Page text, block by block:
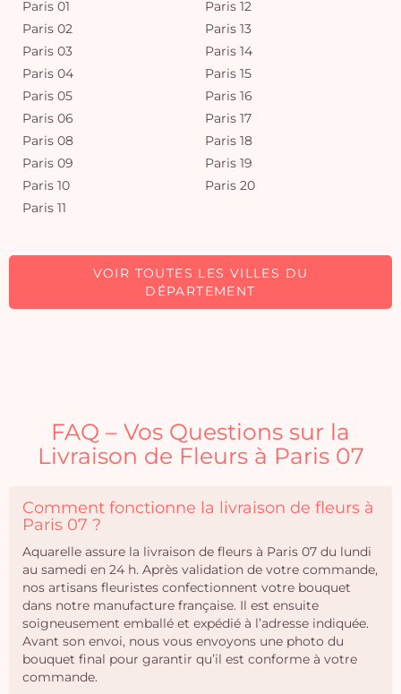
Paris 01
Paris 02
Paris 03
Paris 04
Paris 05
Paris 06
Paris 08
Paris 09
Paris 10
Paris 11
Paris 12
Paris 13
Paris 14
Paris 15
Paris 16
Paris 17
Paris 18
Paris 19
Paris 20
VOIR TOUTES LES VILLES DU
DÉPARTEMENT
FAQ – Vos Questions sur la
Livraison de Fleurs à Paris 07
Comment fonctionne la livraison de fleurs à
Paris 07 ?
Aquarelle assure la livraison de fleurs à Paris 07 du lundi
au samedi en 24 h. Après validation de votre commande,
nos artisans fleuristes confectionnent votre bouquet
dans notre manufacture française. Il est ensuite
soigneusement emballé et expédié à l’adresse indiquée.
Avant son envoi, nous vous envoyons une photo du
bouquet final pour garantir qu’il est conforme à votre
commande.